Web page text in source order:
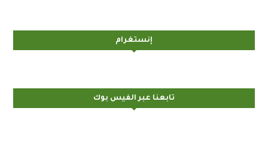
إنستغرام
تابعنا عبر الفيس بوك